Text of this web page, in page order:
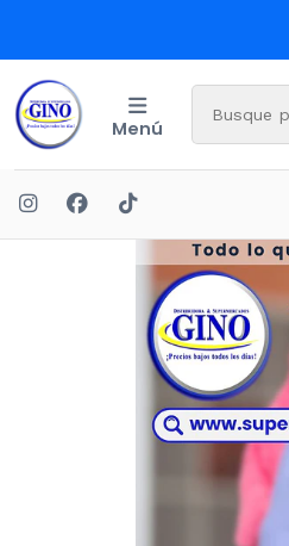
Menú